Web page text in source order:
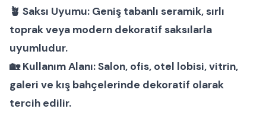
🪴 Saksı Uyumu: Geniş tabanlı seramik, sırlı
toprak veya modern dekoratif saksılarla
uyumludur.
🏡Kullanım Alanı:Salon, ofis, otel lobisi, vitrin,
galeri ve kış bahçelerinde dekoratif olarak
tercih edilir.